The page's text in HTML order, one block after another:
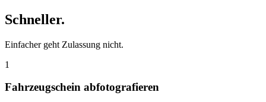
Schneller.
Einfacher geht Zulassung nicht.
1
Fahrzeugschein abfotografieren